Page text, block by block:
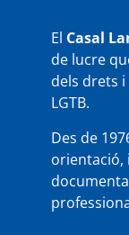
El Casal
de lucre
dels drets i
LGTB.
Des de
orientació,